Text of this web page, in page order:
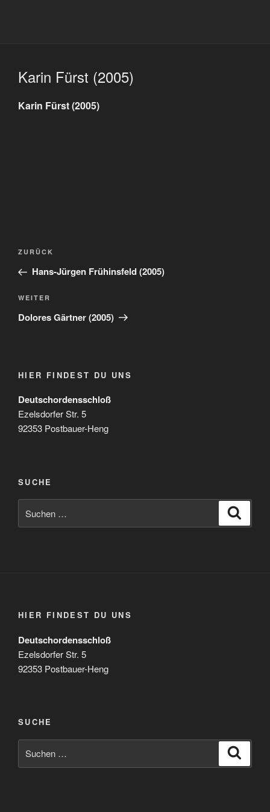
Karin Fürst (2005)
Karin Fürst (2005)
Beitragsnavigation
Vorheriger
Beitrag
ZURÜCK
Hans-Jürgen Frühinsfeld (2005)
Nächster
Beitrag
WEITER
Dolores Gärtner (2005)
HIER FINDEST DU UNS
Deutschordensschloß
Ezelsdorfer Str. 5
92353 Postbauer-Heng
SUCHE
nach:
HIER FINDEST DU UNS
Deutschordensschloß
Ezelsdorfer Str. 5
92353 Postbauer-Heng
SUCHE
nach: